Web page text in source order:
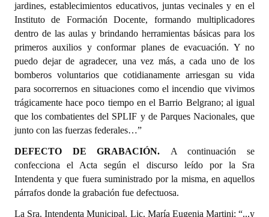
jardines, establecimientos educativos, juntas vecinales y en el
Instituto de Formación Docente, formando multiplicadores
dentro de las aulas y brindando herramientas básicas para los
primeros auxilios y conformar planes de evacuación. Y no
puedo dejar de agradecer, una vez más, a cada uno de los
bomberos voluntarios que cotidianamente arriesgan su vida
para socorrernos en situaciones como el incendio que vivimos
trágicamente hace poco tiempo en el Barrio Belgrano; al igual
que los combatientes del SPLIF y de Parques Nacionales, que
junto con las fuerzas federales…”
DEFECTO DE GRABACIÓN. A continuación se
confecciona el Acta según el discurso leído por la Sra
Intendenta y que fuera suministrado por la misma, en aquellos
párrafos donde la grabación fue defectuosa.
La Sra. Intendenta Municipal, Lic. María Eugenia Martini: “...y